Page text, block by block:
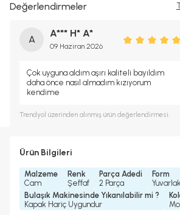
Değerlendirmeler
A
A*** H* A*
09 Haziran 2026
Çok uyguna aldım aşırı kaliteli bayıldım
daha önce nasıl almadım kızıyorum
kendime
Trendyol üzerinden alınmış ürün değerlendirmesi.
Ürün Bilgileri
Malzeme
Cam
Renk
Şeffaf
Parça Adedi
2 Parça
Form
Yuvarlak
Bulaşık Makinesinde Yıkanılabilir mi ?
Kapak Hariç Uygundur